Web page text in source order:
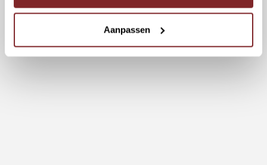
Aanpassen